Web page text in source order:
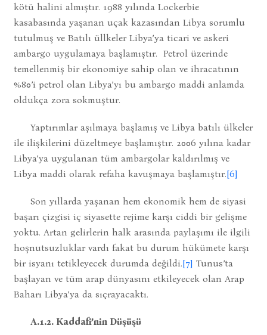
kötü halini almıştır. 1988 yılında Lockerbie
kasabasında yaşanan uçak kazasından Libya sorumlu
tutulmuş ve Batılı üllkeler Libya’ya ticari ve askeri
ambargo uygulamaya başlamıştır. Petrol üzerinde
temellenmiş bir ekonomiye sahip olan ve ihracatının
%80’i petrol olan Libya’yı bu ambargo maddi anlamda
oldukça zora sokmuştur.
Yaptırımlar aşılmaya başlamış ve Libya batılı ülkeler
ile ilişkilerini düzeltmeye başlamıştır. 2006 yılına kadar
Libya’ya uygulanan tüm ambargolar kaldırılmış ve
Libya maddi olarak refaha kavuşmaya başlamıştır.[6]
Son yıllarda yaşanan hem ekonomik hem de siyasi
başarı çizgisi iç siyasette rejime karşı ciddi bir gelişme
yoktu. Artan gelirlerin halk arasında paylaşımı ile ilgili
hoşnutsuzluklar vardı fakat bu durum hükümete karşı
bir isyanı tetikleyecek durumda değildi.[7] Tunus’ta
başlayan ve tüm arap dünyasını etkileyecek olan Arap
Baharı Libya’ya da sıçrayacaktı.
A.1.2. Kaddafi’nin Düşüşü